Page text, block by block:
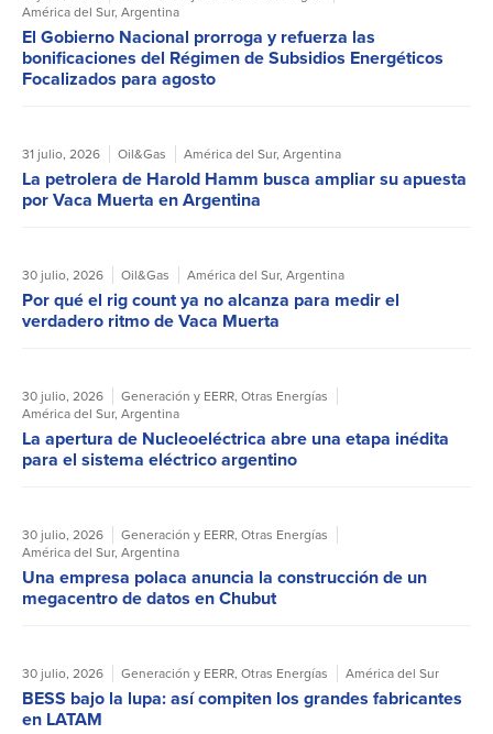
América del Sur, Argentina
El Gobierno Nacional prorroga y refuerza las
bonificaciones del Régimen de Subsidios Energéticos
Focalizados para agosto
31 julio, 2026 Oil&Gas América del Sur, Argentina
La petrolera de Harold Hamm busca ampliar su apuesta
por Vaca Muerta en Argentina
30 julio, 2026 Oil&Gas América del Sur, Argentina
Por qué el rig count ya no alcanza para medir el
verdadero ritmo de Vaca Muerta
30 julio, 2026 Generación y EERR, Otras Energías
América del Sur, Argentina
La apertura de Nucleoeléctrica abre una etapa inédita
para el sistema eléctrico argentino
30 julio, 2026 Generación y EERR, Otras Energías
América del Sur, Argentina
Una empresa polaca anuncia la construcción de un
megacentro de datos en Chubut
30 julio, 2026 Generación y EERR, Otras Energías América del Sur
BESS bajo la lupa: así compiten los grandes fabricantes
en LATAM